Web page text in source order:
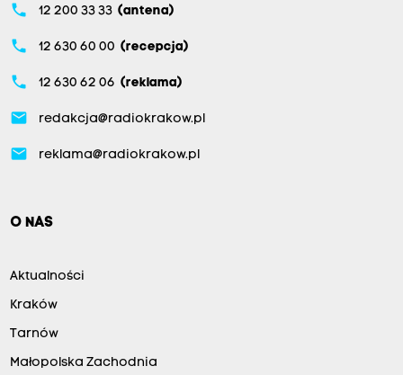
phone 12 200 33 33 (antena)
phone 12 630 60 00 (recepcja)
phone 12 630 62 06 (reklama)
email redakcja@radiokrakow.pl
email reklama@radiokrakow.pl
O NAS
Aktualności
Kraków
Tarnów
Małopolska Zachodnia